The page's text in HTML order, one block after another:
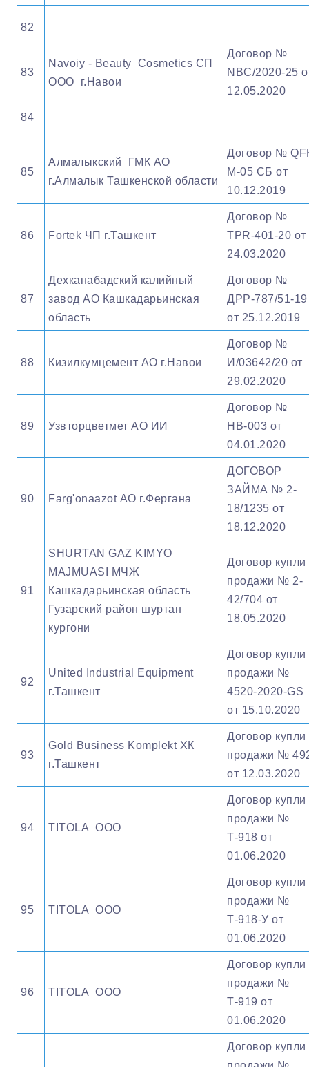
82
Navoiy - Beauty Cosmetics СП
ООО г.Навои
Договор №
NBC/2020-25
12.05.2020
83
84
85
Алмалыкский ГМК АО
г.Алмалык Ташкенской области
Договор №
М-05 СБ от
10.12.2019
86 Fortek ЧП г.Ташкент
Договор №
TPR-401-20 от
24.03.2020
87
Дехканабадский калийный
завод АО Кашкадарьинская
область
Договор №
ДРР-787/51-19
от 25.12.2019
88 Кизилкумцемент АО г.Навои
Договор №
И/03642/20 от
29.02.2020
89 Узвторцветмет АО ИИ
Договор №
НВ-003 от
04.01.2020
90 Farg'onaazot АО г.Фергана
ДОГОВОР
ЗАЙМА № 2-
18/1235 от
18.12.2020
91
SHURTAN GAZ KIMYO
MAJMUASI МЧЖ
Кашкадарьинская область
Гузарский район шуртан
кургони
Договор купли
продажи № 2-
42/704 от
18.05.2020
92
United Industrial Equipment
г.Ташкент
Договор купли
продажи №
4520-2020-GS
от 15.10.2020
93
Gold Business Komplekt ХК
г.Ташкент
Договор купли
продажи №
от 12.03.2020
94 TITOLA ООО
Договор купли
продажи №
Т-918 от
01.06.2020
95 TITOLA ООО
Договор купли
продажи №
Т-918-У от
01.06.2020
96 TITOLA ООО
Договор купли
продажи №
Т-919 от
01.06.2020
Договор купли